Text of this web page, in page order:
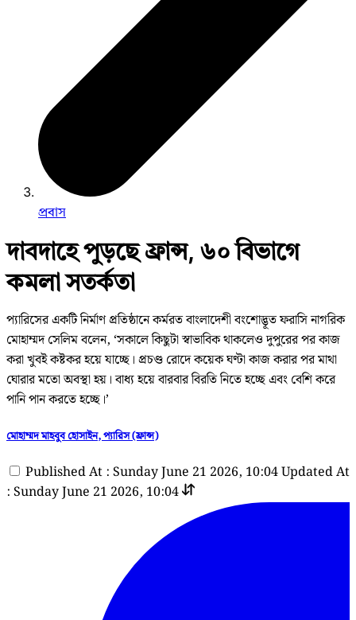
প্রবাস
দাবদাহে পুড়ছে ফ্রান্স, ৬০ বিভাগে
কমলা সতর্কতা
প্যারিসের একটি নির্মাণ প্রতিষ্ঠানে কর্মরত বাংলাদেশী বংশোদ্ভূত ফরাসি নাগরিক
মোহাম্মদ সেলিম বলেন, ‘সকালে কিছুটা স্বাভাবিক থাকলেও দুপুরের পর কাজ
করা খুবই কষ্টকর হয়ে যাচ্ছে। প্রচণ্ড রোদে কয়েক ঘণ্টা কাজ করার পর মাথা
ঘোরার মতো অবস্থা হয়। বাধ্য হয়ে বারবার বিরতি নিতে হচ্ছে এবং বেশি করে
পানি পান করতে হচ্ছে।’
মোহাম্মদ মাহবুব হোসাইন, প্যারিস (ফ্রান্স)
Published At : Sunday June 21 2026, 10:04Updated At
: Sunday June 21 2026, 10:04